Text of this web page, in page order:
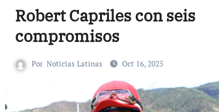
Robert Capriles con seis
compromisos
Por Noticias Latinas Oct 16, 2025